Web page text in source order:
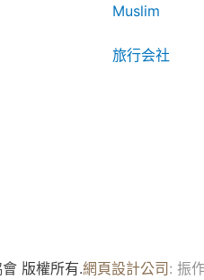
Muslim
旅行会社
版權所有.網頁設計公司: 振